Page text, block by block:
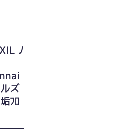
ﾉ
ズ
ﾛ